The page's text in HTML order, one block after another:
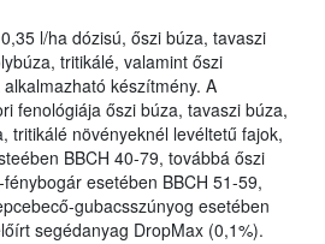
l/ha dózisú, őszi búza, tavaszi
tritikálé, valamint őszi
készítmény. A
fenológiája őszi búza, tavaszi búza,
tritikálé növényeknél levéltetű fajok,
BBCH 40-79, továbbá őszi
esetében BBCH 51-59,
gubacsszúnyog esetében
segédanyag DropMax (0,1%).